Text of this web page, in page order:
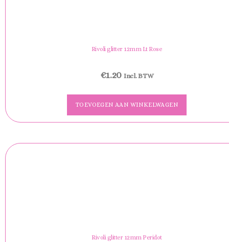
Rivoli glitter 12mm Lt Rose
€1.20 Incl. BTW
TOEVOEGEN AAN WINKELWAGEN
Rivoli glitter 12mm Peridot